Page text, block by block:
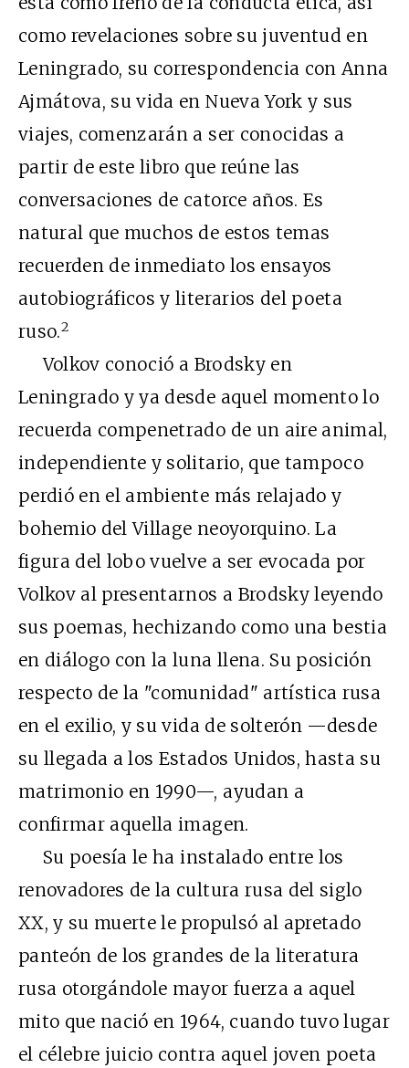
como revelaciones sobre su juventud en
Leningrado, su correspondencia con Anna
Ajmátova, su vida en Nueva York y sus
viajes, comenzarán a ser conocidas a
partir de este libro que reúne las
conversaciones de catorce años. Es
natural que muchos de estos temas
recuerden de inmediato los ensayos
autobiográficos y literarios del poeta
ruso.2
Volkov conoció a Brodsky en
Leningrado y ya desde aquel momento lo
recuerda compenetrado de un aire animal,
independiente y solitario, que tampoco
perdió en el ambiente más relajado y
bohemio del Village neoyorquino. La
figura del lobo vuelve a ser evocada por
Volkov al presentarnos a Brodsky leyendo
sus poemas, hechizando como una bestia
en diálogo con la luna llena. Su posición
respecto de la "comunidad" artística rusa
en el exilio, y su vida de solterón —desde
su llegada a los Estados Unidos, hasta su
matrimonio en 1990—, ayudan a
confirmar aquella imagen.
Su poesía le ha instalado entre los
renovadores de la cultura rusa del siglo
XX, y su muerte le propulsó al apretado
panteón de los grandes de la literatura
rusa otorgándole mayor fuerza a aquel
mito que nació en 1964, cuando tuvo lugar
el célebre juicio contra aquel joven poeta